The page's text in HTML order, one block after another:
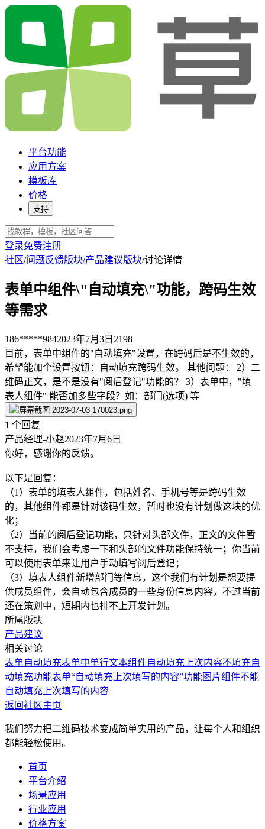
平台功能
应用方案
模板库
价格
支持
登录免费注册
社区/问题反馈版块/产品建议版块/讨论详情
表单中组件\"自动填充\"功能，跨码生效
等需求
186*****9842023年7月3日 2198
目前，表单中组件的"自动填充"设置，在跨码后是不生效的，
希望能加个设置按钮：自动填充跨码生效。 其他问题： 2）二
维码正文，是不是没有"阅后登记"功能的？ 3）表单中，"填
表人组件" 能否加多些字段？如：部门(选项) 等
1 个回复
产品经理-小赵2023年7月6日
你好，感谢你的反馈。
以下是回复：
（1）表单的填表人组件，包括姓名、手机号等是跨码生效
的，其他组件都是针对该码生效，暂时也没有计划做这块的优
化；
（2）当前的阅后登记功能，只针对头部文件，正文的文件暂
不支持，我们会考虑一下和头部的文件功能保持统一；你当前
可以使用表单来让用户手动填写阅后登记；
（3）填表人组件新增部门等信息，这个我们有计划是想要提
供成员组件，会自动包含成员的一些身份信息内容，不过当前
还在策划中，短期内也排不上开发计划。
所属版块
产品建议
相关讨论
表单自动填充表单中单行文本组件自动填充上次内容不填充自
动填充功能表单“自动填充上次填写的内容”功能图片组件不能
自动填充上次填写的内容
返回社区主页
我们努力把二维码技术变成简单实用的产品，让每个人和组织
都能轻松使用。
首页
平台介绍
场景应用
行业应用
价格方案